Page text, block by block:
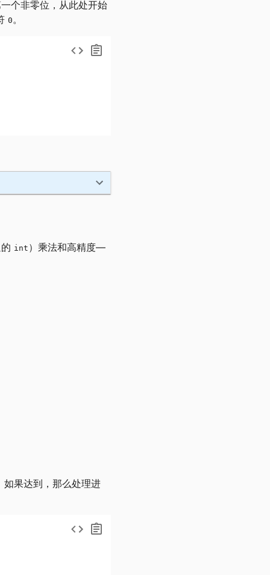
个非零位，从此处开始
0 。
int ）乘法和高精度—
如果达到，那么处理进